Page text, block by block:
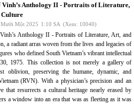
Vinh’s Anthology II - Portraits of Literature,
Một 2025 1:10 SA (Xem: 10040)
Anthology II - Portraits of Literature, Art, and
a radiant arras woven from the lives and legacies of
who defined South Vietnam’s vibrant intellectual
1975. This collection is not merely a gallery of
oblivion, preserving the humane, dynamic, and
(RVN). With a physician’s precision and an
that resurrects a cultural heritage nearly erased by
a window into an era that was as fleeting as it was